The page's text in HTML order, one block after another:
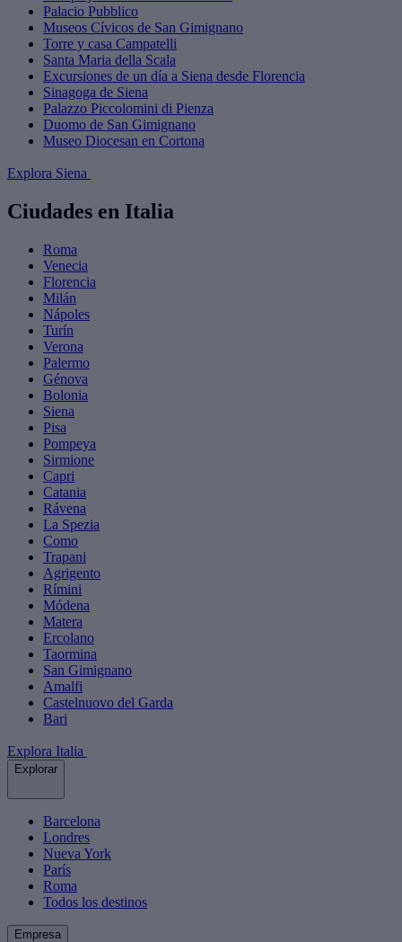
Palacio Pubblico
Museos Cívicos de San Gimignano
Torre y casa Campatelli
Santa Maria della Scala
Excursiones de un día a Siena desde Florencia
Sinagoga de Siena
Palazzo Piccolomini di Pienza
Duomo de San Gimignano
Museo Diocesan en Cortona
Explora Siena
Ciudades en Italia
Roma
Venecia
Florencia
Milán
Nápoles
Turín
Verona
Palermo
Génova
Bolonia
Siena
Pisa
Pompeya
Sirmione
Capri
Catania
Rávena
La Spezia
Como
Trapani
Agrigento
Rímini
Módena
Matera
Ercolano
Taormina
San Gimignano
Amalfi
Castelnuovo del Garda
Bari
Explora Italia
Explorar
Barcelona
Londres
Nueva York
París
Roma
Todos los destinos
Empresa